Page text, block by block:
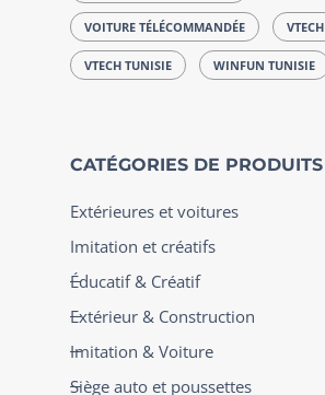
VOITURE TÉLÉCOMMANDÉE VTECH
VTECH TUNISIE WINFUN TUNISIE
CATÉGORIES DE PRODUITS
Extérieures et voitures
Imitation et créatifs
Éducatif & Créatif
Extérieur & Construction
Imitation & Voiture
Siège auto et poussettes